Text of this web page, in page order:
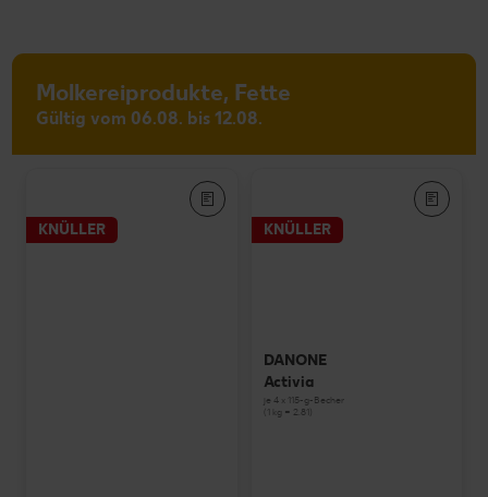
Molkereiprodukte, Fette
Gültig vom 06.08. bis 12.08.
KNÜLLER KNÜLLER
DANONE
Activia
je 4 x 115-g-Becher
(1 kg = 2.81)